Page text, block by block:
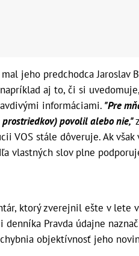
jeho predchodca Jaroslav
aj to, či si
informáciami. "Pre
povolil alebo nie,"
VOS stále dôveruje. Ak však
vlastných slov plne
ktorý zverejnil ešte v lete
Pravda údajne
objektívnosť jeho